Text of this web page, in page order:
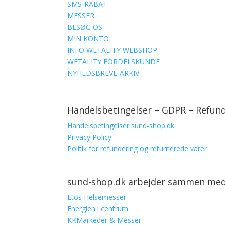
SMS-RABAT
MESSER
BESØG OS
MIN KONTO
INFO WETALITY WEBSHOP
WETALITY FORDELSKUNDE
NYHEDSBREVE-ARKIV
Handelsbetingelser – GDPR –
Handelsbetingelser sund-shop.dk
Privacy Policy
Politik for refundering og returnerede varer
sund-shop.dk arbejder sammen
Etos Helsemesser
Energien i centrum
KKMarkeder & Messer